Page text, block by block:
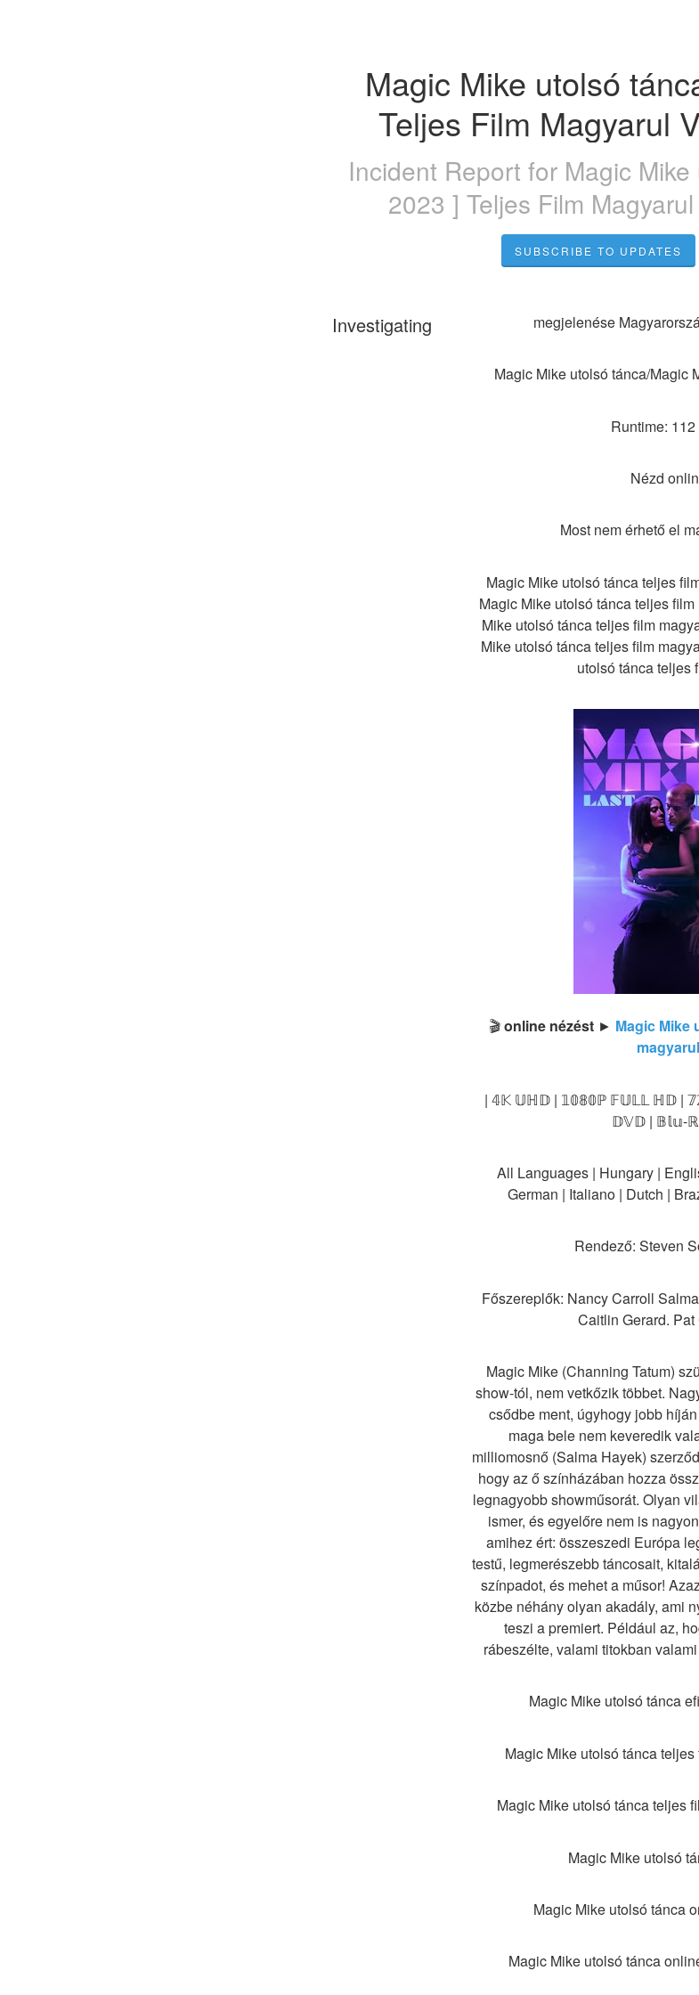
Magic Mike utolsó
Teljes Film Magyarul
Incident Report for Magic
2023 ] Teljes Film
SUBSCRIBE TO UPDATES
Investigating megjelenése
Magic Mike utolsó tánca/Magic
Runtime:
Nézd
Most nem érhető el
Magic Mike utolsó tánca teljes
Magic Mike utolsó tánca teljes
Mike utolsó tánca teljes film
Mike utolsó tánca teljes film
utolsó tánca teljes
🎬 online nézést ► Magic Mike
magyarul
| 𝟜𝕂 𝕌ℍ𝔻 | 𝟙𝟘𝟠𝟘ℙ 𝔽𝕌𝕃𝕃 ℍ𝔻 |
𝔻𝕍𝔻 | 𝔹𝕝𝕦-
All Languages | Hungary |
German | Italiano | Dutch |
Rendező: Steven
Főszereplők: Nancy Carroll
Caitlin Gerard.
Magic Mike (Channing Tatum)
show-tól, nem vetkőzik többet.
csődbe ment, úgyhogy jobb
maga bele nem keveredik
milliomosnő (Salma Hayek)
hogy az ő színházában hozza
legnagyobb showműsorát. Olyan
ismer, és egyelőre nem is
amihez ért: összeszedi Európa
testű, legmerészebb táncosait,
színpadot, és mehet a műsor!
közbe néhány olyan akadály, ami
teszi a premiert. Például az,
rábeszélte, valami titokban
Magic Mike utolsó tánca
Magic Mike utolsó tánca
Magic Mike utolsó tánca teljes
Magic Mike utolsó
Magic Mike utolsó tánca
Magic Mike utolsó tánca